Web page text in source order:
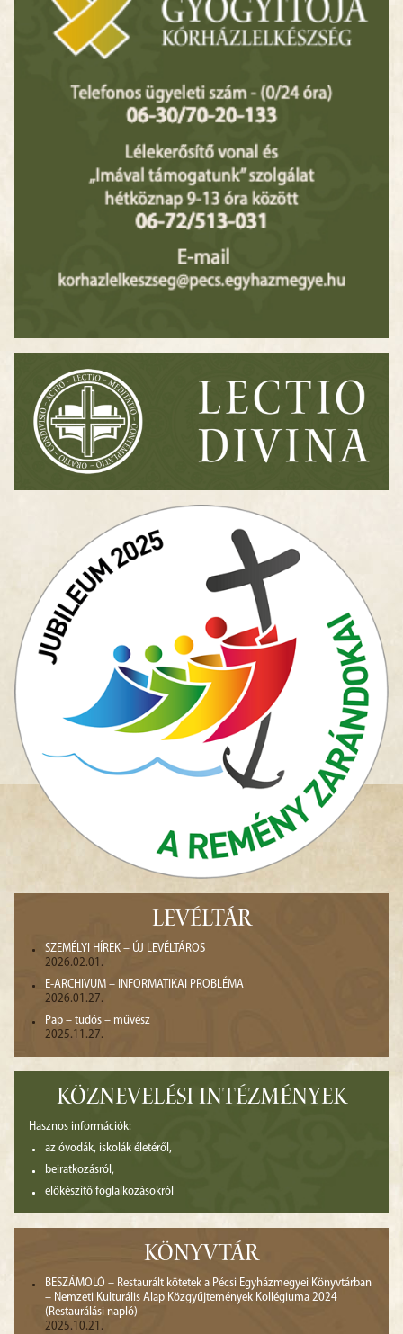
LEVÉLTÁR
SZEMÉLYI HÍREK – ÚJ LEVÉLTÁROS
2026.02.01.
E-ARCHIVUM – INFORMATIKAI PROBLÉMA
2026.01.27.
Pap – tudós – művész
2025.11.27.
KÖZNEVELÉSI INTÉZMÉNYEK
Hasznos információk:
az óvodák, iskolák életéről,
beiratkozásról,
előkészítő foglalkozásokról
KÖNYVTÁR
BESZÁMOLÓ – Restaurált kötetek a Pécsi Egyházmegyei Könyvtárban
– Nemzeti Kulturális Alap Közgyűjtemények Kollégiuma 2024
(Restaurálási napló)
2025.10.21.